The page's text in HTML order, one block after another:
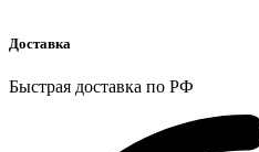
Доставка
Быстрая доставка по РФ